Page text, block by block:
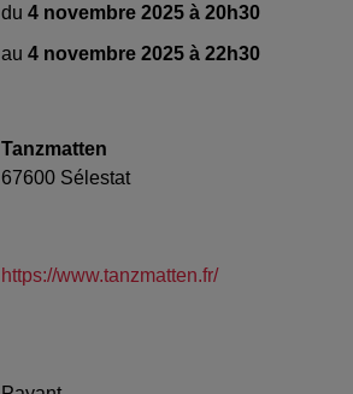
du 4 novembre 2025 à 20h30
au 4 novembre 2025 à 22h30
Tanzmatten
67600 Sélestat
https://www.tanzmatten.fr/